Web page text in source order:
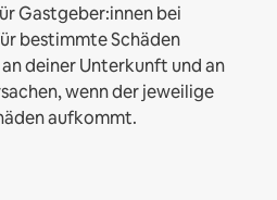
Gastgeber:innen bei
bestimmte Schäden
deiner Unterkunft und an
wenn der jeweilige
aufkommt.